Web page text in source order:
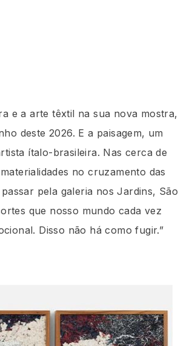
e a arte têxtil na sua nova mostra,
deste 2026. E a paisagem, um
ítalo-brasileira. Nas cerca de
no cruzamento das
pela galeria nos Jardins, São
que nosso mundo cada vez
Disso não há como fugir.”